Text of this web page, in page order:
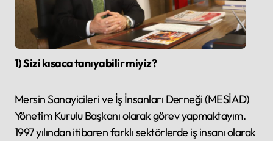
1) Sizi kısaca tanıyabilir miyiz?
Mersin Sanayicileri ve İş İnsanları Derneği (MESİAD)
Yönetim Kurulu Başkanı olarak görev yapmaktayım.
1997 yılından itibaren farklı sektörlerde iş insanı olarak